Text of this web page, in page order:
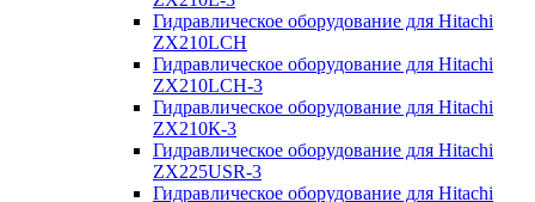
Гидравлическое оборудование для Hitachi
ZX210LCH
Гидравлическое оборудование для Hitachi
ZX210LCH-3
Гидравлическое оборудование для Hitachi
ZX210К-3
Гидравлическое оборудование для Hitachi
ZX225USR-3
Гидравлическое оборудование для Hitachi